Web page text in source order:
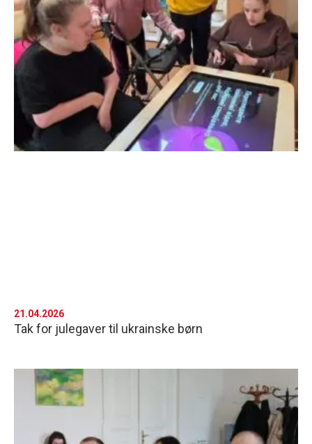
Tak for julegaver til ukrainske børn
21.04.2026